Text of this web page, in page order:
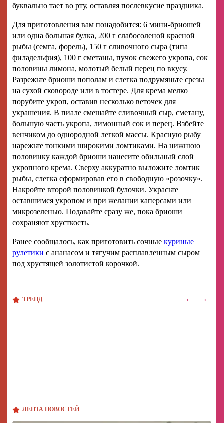
ЛЕНТА НОВОСТЕЙ
буквально тает во рту, оставляя послевкусие праздника.
Для приготовления вам понадобится: 6 мини-бриошей
или одна большая булка, 200 г слабосоленой красной
рыбы (семга, форель), 150 г сливочного сыра (типа
филадельфия), 100 г сметаны, пучок свежего укропа, сок
половины лимона, молотый белый перец по вкусу.
Разрежьте бриоши пополам и слегка подрумяньте срезы
на сухой сковороде или в тостере. Для крема мелко
порубите укроп, оставив несколько веточек для
украшения. В пиале смешайте сливочный сыр, сметану,
большую часть укропа, лимонный сок и перец. Взбейте
венчиком до однородной легкой массы. Красную рыбу
нарежьте тонкими широкими ломтиками. На нижнюю
половинку каждой бриоши нанесите обильный слой
укропного крема. Сверху аккуратно выложите ломтик
рыбы, слегка сформировав его в свободную «розочку».
Накройте второй половинкой булочки. Украсьте
оставшимся укропом и при желании каперсами или
микрозеленью. Подавайте сразу же, пока бриоши
сохраняют хрусткость.
Ранее сообщалось, как приготовить сочные куриные
рулетики с ананасом и тягучим расплавленным сыром
под хрустящей золотистой корочкой.
ТРЕНД ‹ ›